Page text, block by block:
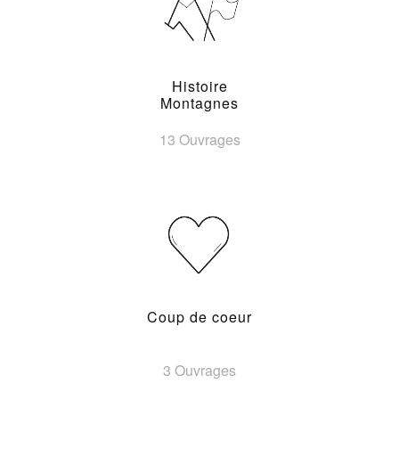
Histoire
Montagnes
13 Ouvrages
Coup de coeur
3 Ouvrages